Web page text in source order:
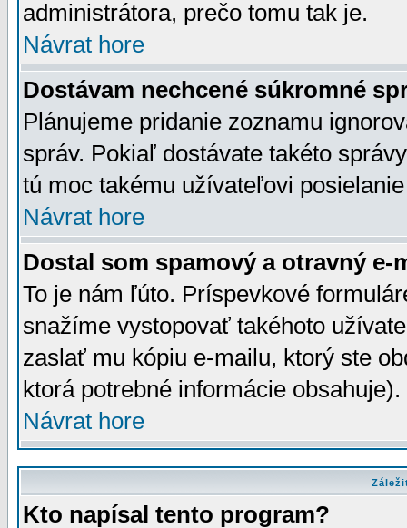
administrátora, prečo tomu tak je.
Návrat hore
Dostávam nechcené súkromné
Plánujeme pridanie zoznamu
správ. Pokiaľ dostávate takéto
tú moc takému užívateľovi
Návrat hore
Dostal som spamový a otravný e-
To je nám ľúto. Príspevkové
snažíme vystopovať takéhoto
zaslať mu kópiu e-mailu, ktorý ste
ktorá potrebné informácie
Návrat hore
Kto napísal tento program?